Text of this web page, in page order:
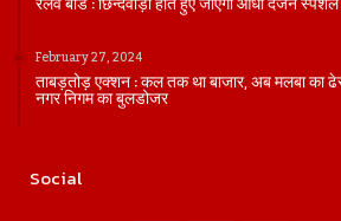
February 27, 2024
ताबड़तोड़ एक्शन : कल तक था बाजार, अब मलबा का
नगर निगम का बुलडोजर
Social